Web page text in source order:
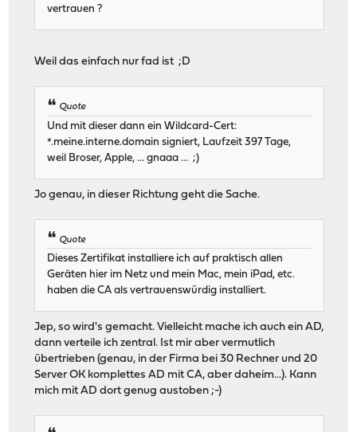
vertrauen ?
Weil das einfach nur fad ist ;D
Quote
Und mit dieser dann ein Wildcard-Cert:
*.meine.interne.domain signiert, Laufzeit 397 Tage,
weil Broser, Apple, ... gnaaa ... ;)
Jo genau, in dieser Richtung geht die Sache.
Quote
Dieses Zertifikat installiere ich auf praktisch allen
Geräten hier im Netz und mein Mac, mein iPad, etc.
haben die CA als vertrauenswürdig installiert.
Jep, so wird's gemacht. Vielleicht mache ich auch ein AD,
dann verteile ich zentral. Ist mir aber vermutlich
übertrieben (genau, in der Firma bei 30 Rechner und 20
Server OK komplettes AD mit CA, aber daheim...). Kann
mich mit AD dort genug austoben ;-)